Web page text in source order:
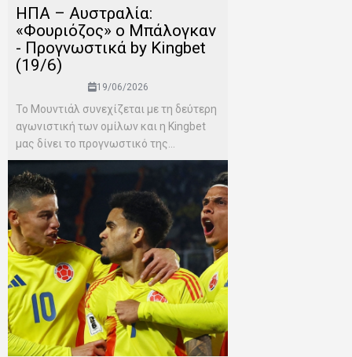
ΗΠΑ – Αυστραλία:
«Φουριόζος» ο Μπάλογκαν
- Προγνωστικά by Kingbet
(19/6)
19/06/2026
Το Μουντιάλ συνεχίζεται με τη δεύτερη
αγωνιστική των ομίλων και η Kingbet
μας δίνει το προγνωστικό της...